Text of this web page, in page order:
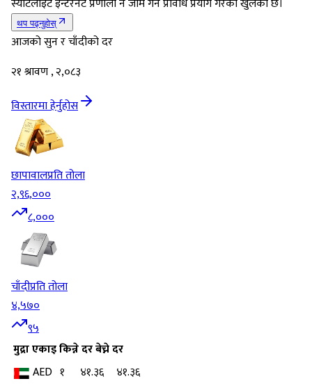
स्याटेलाइट इन्टरनेट प्रणाली नै जाम गर्ने प्रविधि प्रयोग गरेको खुलेको छ।
थप पढ्नुहोस्
आजको सुन र चाँदीको दर
२१ श्रावण , २,०८३
विस्तारमा हेर्नुहोस
छापावालप्रति तोला
२,९६,०००
८,०००
चाँदीप्रति तोला
४,५७०
९५
मुद्राएकाइकिन्ने दरबेच्ने दर
AED १ ४१.३६
४१.३६